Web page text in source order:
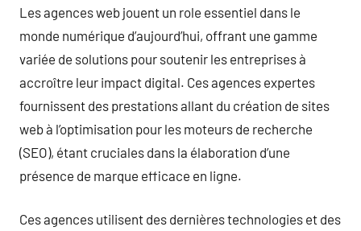
Les agences web jouent un role essentiel dans le
monde numérique d’aujourd’hui, offrant une gamme
variée de solutions pour soutenir les entreprises à
accroître leur impact digital. Ces agences expertes
fournissent des prestations allant du création de sites
web à l’optimisation pour les moteurs de recherche
(SEO), étant cruciales dans la élaboration d’une
présence de marque efficace en ligne.
Ces agences utilisent des dernières technologies et des